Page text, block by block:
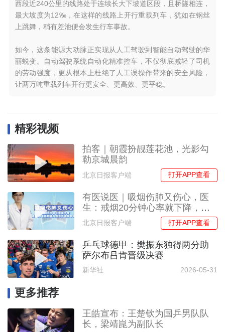
西段近240公里的线路处于连续长大下坡道区段，且桥隧相连，
最大坡度为12‰，在这样的线路上开行重载列车，犹如在钢丝
上跳舞，稍有差池便会发生行车事故。
如今，这条能源大动脉正实现从人工驾驶到智能自动驾驶的华
丽蜕变。自动驾驶系统自动化精准控车，不仅彻底减轻了司机
的劳动强度，更从根本上杜绝了人工误操作带来的安全风险，
让两万吨重载列车开行更安全、更高效、更平稳。
精彩视频
拍客｜朝霞扮靓莲花池，光影勾
勒京城晨韵
北京日报客户端 打开APP查看
有医说医｜吸烟伤肺又伤心，医
生：戒烟20分钟心率就下降，戒
烟20年后肺癌风险与不吸烟者相
当
北京日报客户端 打开APP查看
乒乓球德甲：樊振东独得两分助
萨尔布吕肯晋级决赛
新华社 2026-05-31
更多推荐
王皓宣布：王楚钦为国乒男队队
长，梁靖崑为副队长